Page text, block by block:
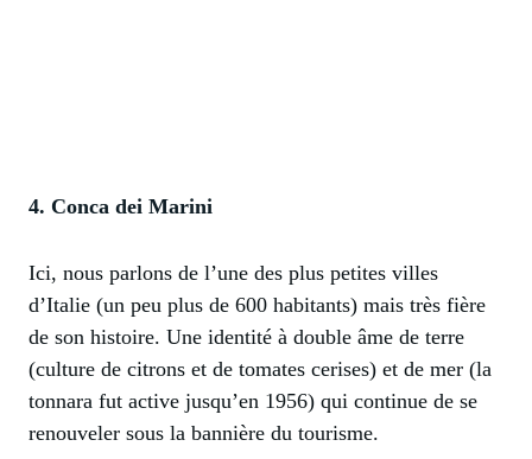
4. Conca dei Marini
Ici, nous parlons de l’une des plus petites villes
d’Italie (un peu plus de 600 habitants) mais très fière
de son histoire. Une identité à double âme de terre
(culture de citrons et de tomates cerises) et de mer (la
tonnara fut active jusqu’en 1956) qui continue de se
renouveler sous la bannière du tourisme.